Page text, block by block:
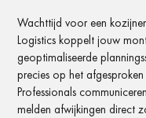
Wachttijd voor een
Logistics koppelt jouw
geoptimaliseerde
precies op het
Professionals
melden afwijkingen direct